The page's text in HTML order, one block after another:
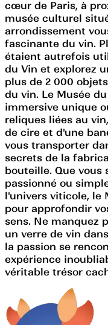
cœur de Paris, à
musée culturel
arrondissement
fascinante du vin.
étaient autrefois
du Vin et explorez
plus de 2 000
du vin. Le Musée
immersive unique
reliques liées au
de cire et d'une
vous transporter
secrets de la
bouteille. Que vous
passionné ou
l'univers viticole, le
pour approfondir
sens. Ne manquez
un verre de vin
la passion se
expérience
véritable trésor